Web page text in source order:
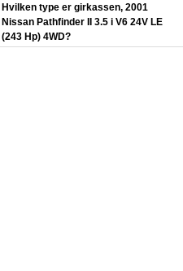
Hvilken type er girkassen, 2001
Nissan Pathfinder II 3.5 i V6 24V LE
(243 Hp) 4WD?